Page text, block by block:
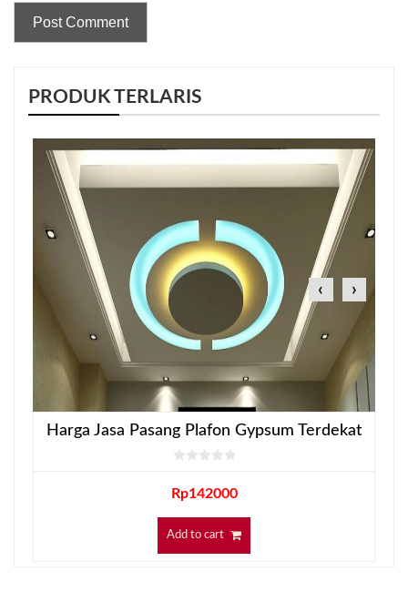
PRODUK TERLARIS
Harga Jasa Pasang Plafon Gypsum Terdekat
Rp142000
Add to cart
‹ ›